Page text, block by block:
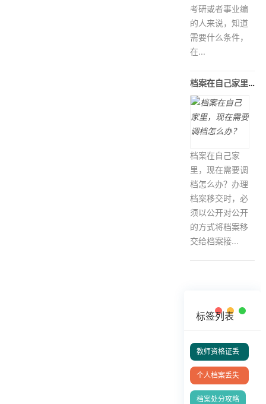
考研或者事业编
的人来说，知道
需要什么条件，
在...
档案在自己家里，现在需要调档怎么办
档案在自己家
里，现在需要调
档怎么办？办理
档案移交时，必
须以公开对公开
的方式将档案移
交给档案接...
标签列表
教师资格证丢
失补办
个人档案丢失
补办
档案处分攻略